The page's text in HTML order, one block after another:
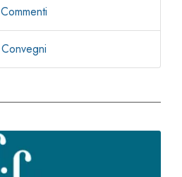
Commenti
Convegni